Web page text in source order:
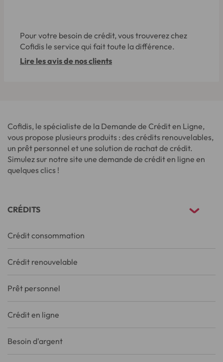
Pour votre besoin de crédit, vous trouverez chez
Cofidis le service qui fait toute la différence.
Lire les avis de nos clients
Cofidis, le spécialiste de la Demande de Crédit en Ligne,
vous propose plusieurs produits : des crédits renouvelables,
un prêt personnel et une solution de rachat de crédit.
Simulez sur notre site une demande de crédit en ligne en
quelques clics !
CRÉDITS
Crédit consommation
Crédit renouvelable
Prêt personnel
Crédit en ligne
Besoin d'argent